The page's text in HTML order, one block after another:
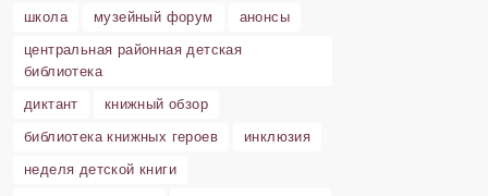
школа
музейный форум
анонсы
центральная районная детская
библиотека
диктант
книжный обзор
библиотека книжных героев
инклюзия
неделя детской книги